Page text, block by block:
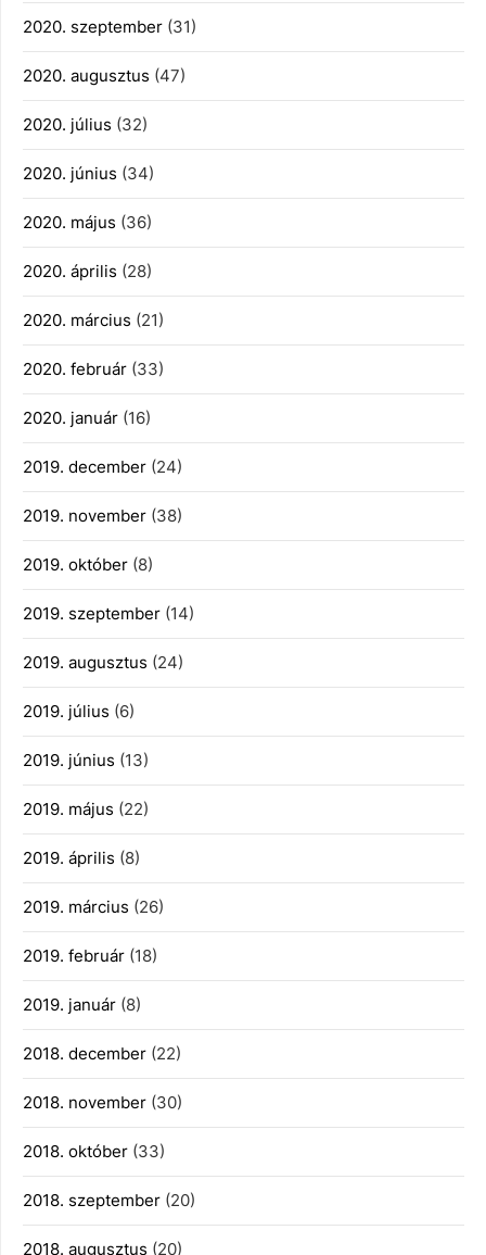
2020. szeptember (31)
2020. augusztus (47)
2020. július (32)
2020. június (34)
2020. május (36)
2020. április (28)
2020. március (21)
2020. február (33)
2020. január (16)
2019. december (24)
2019. november (38)
2019. október (8)
2019. szeptember (14)
2019. augusztus (24)
2019. július (6)
2019. június (13)
2019. május (22)
2019. április (8)
2019. március (26)
2019. február (18)
2019. január (8)
2018. december (22)
2018. november (30)
2018. október (33)
2018. szeptember (20)
2018. augusztus (20)